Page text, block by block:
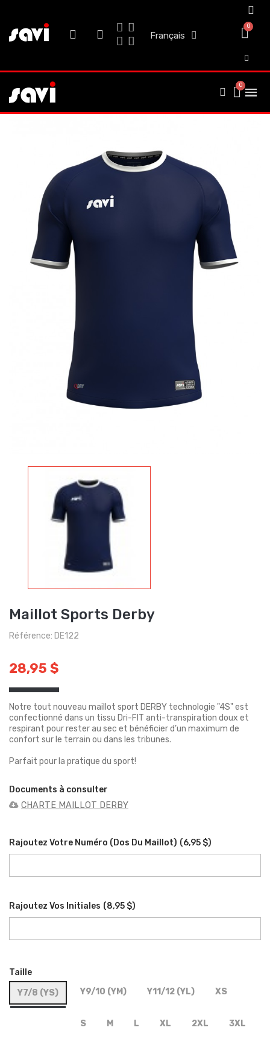
Français
Maillot Sports Derby
Référence: DE122
28,95 $
Notre tout nouveau maillot sport DERBY technologie "4S" est
confectionné dans un tissu Dri-FIT anti-transpiration doux et
respirant pour rester au sec et bénéficier d’un maximum de
confort sur le terrain ou dans les tribunes. ​ ​
Parfait pour la pratique du sport! ​
Documents à consulter
CHARTE MAILLOT DERBY
Rajoutez Votre Numéro (dos Du Maillot) (6,95 $)
Rajoutez Vos Initiales (8,95 $)
Taille
Y7/8 (YS)
Y9/10 (YM) Y11/12 (YL) XS
S M L XL 2XL 3XL